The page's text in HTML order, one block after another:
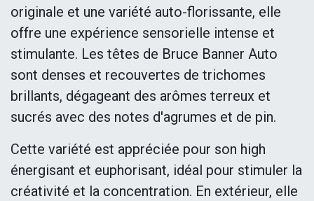
originale et une variété auto-florissante, elle
offre une expérience sensorielle intense et
stimulante. Les têtes de Bruce Banner Auto
sont denses et recouvertes de trichomes
brillants, dégageant des arômes terreux et
sucrés avec des notes d'agrumes et de pin.
Cette variété est appréciée pour son high
énergisant et euphorisant, idéal pour stimuler la
créativité et la concentration. En extérieur, elle